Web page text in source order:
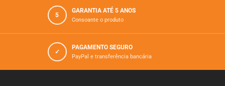
5
GARANTIA ATÉ 5 ANOS
Consoante o produto
✓
PAGAMENTO SEGURO
PayPal e transferência bancária